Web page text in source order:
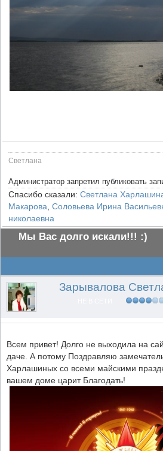
Cветлана
Администратор запретил публиковать
Спасибо сказали: Светлана
Макарова, Соловьева Ирина
николаевна
Мы Вас долго искали!!! :)
Зарывалова
Всем привет! Долго не выходила на
даче. А потому Поздравляю
Харлашиных со всеми майскими
вашем доме царит Благодать!